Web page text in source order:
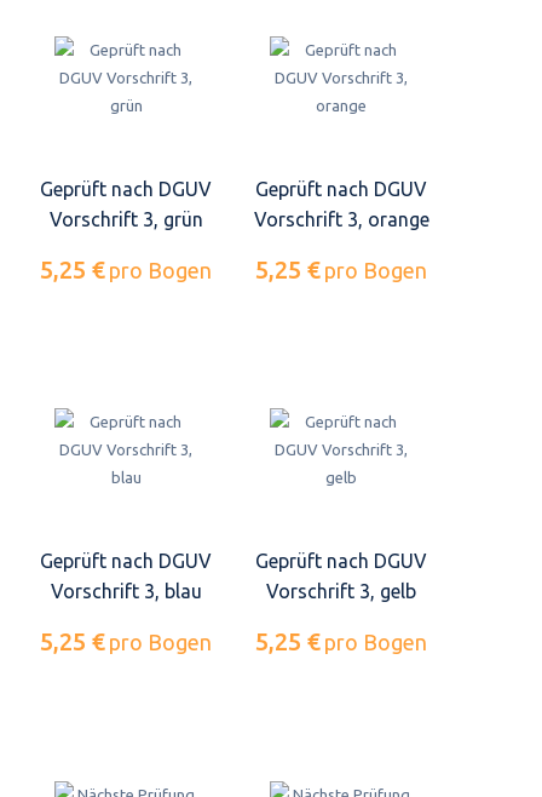
Geprüft nach DGUV
Vorschrift 3, grün
5,25 € pro Bogen
Geprüft nach DGUV
Vorschrift 3, orange
5,25 € pro Bogen
Geprüft nach DGUV
Vorschrift 3, blau
5,25 € pro Bogen
Geprüft nach DGUV
Vorschrift 3, gelb
5,25 € pro Bogen